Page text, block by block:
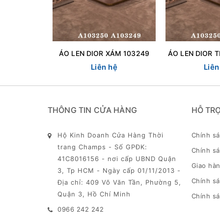
ÁO LEN DIOR XÁM 103249
Liên hệ
THÔNG TIN CỬA HÀNG
Hộ Kinh Doanh Cửa Hàng Thời
trang Champs - Số GPĐK:
41C8016156 - nơi cấp UBND Quận
3, Tp HCM - Ngày cấp 01/11/2013 -
Địa chỉ: 409 Võ Văn Tần, Phường 5,
Quận 3, Hồ Chí Minh
0966 242 242
HỖ
Chính
Chính
Giao
Chính
Chính